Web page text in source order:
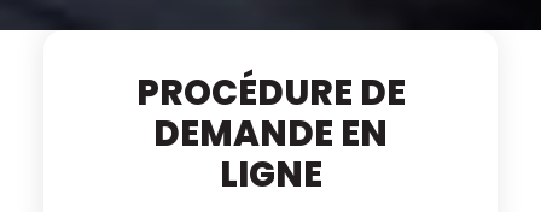
PROCÉDURE DE
DEMANDE EN
LIGNE